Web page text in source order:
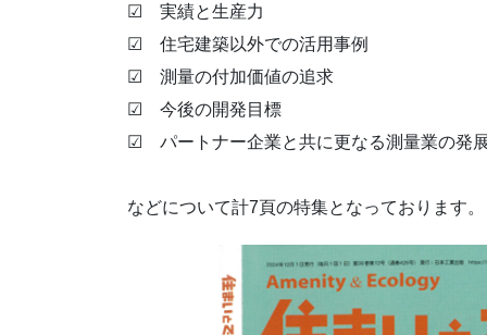
☑ 実績と生産力
☑ 住宅建築以外での活用事例
☑ 測量の付加価値の追求
☑ 今後の開発目標
☑ パートナー企業と共に更なる測量業の発
などについて計7頁の特集となっております。